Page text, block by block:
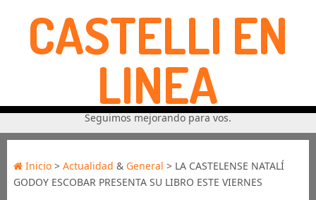
CASTELLI EN
LINEA
Seguimos mejorando para vos.
Inicio> Actualidad & General > LA CASTELENSE NATALÍ
GODOY ESCOBAR PRESENTA SU LIBRO ESTE VIERNES